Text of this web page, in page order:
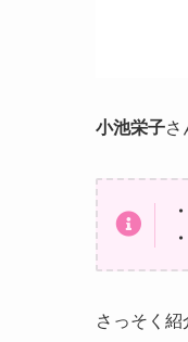
小池栄子さ
さっそく紹